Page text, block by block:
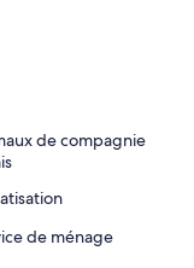
de compagnie
de ménage